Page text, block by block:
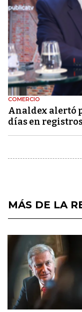
COMERCIO
Analdex alertó
días en
MÁS DE LA